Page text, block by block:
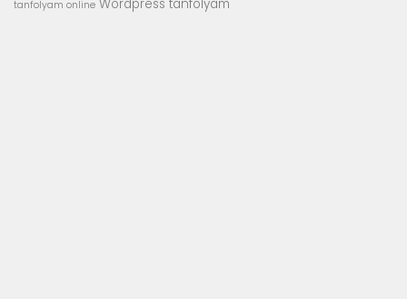
tanfolyam online Wordpress tanfolyam